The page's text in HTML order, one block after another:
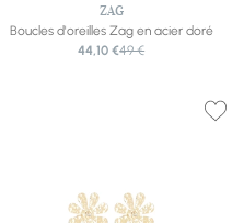
ZAG
Boucles d'oreilles Zag en acier doré
44,10 €49 €